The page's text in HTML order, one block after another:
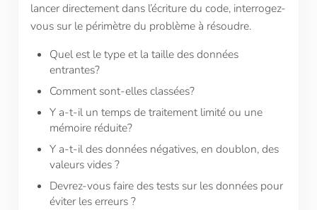
lancer directement dans l’écriture du code, interrogez-
vous sur le périmètre du problème à résoudre.
Quel est le type et la taille des données
entrantes?
Comment sont-elles classées?
Y a-t-il un temps de traitement limité ou une
mémoire réduite?
Y a-t-il des données négatives, en doublon, des
valeurs vides ?
Devrez-vous faire des tests sur les données pour
éviter les erreurs ?